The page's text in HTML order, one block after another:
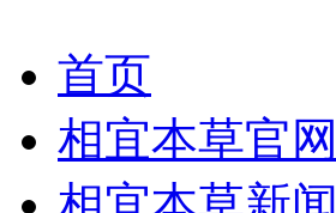
首页
相宜本草官